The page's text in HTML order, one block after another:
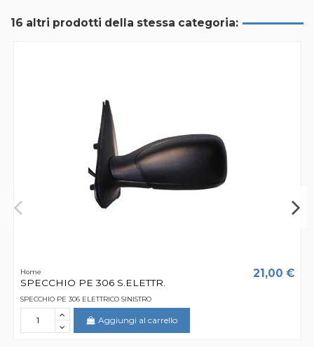
16 altri prodotti della stessa categoria:
Home
SPECCHIO PE 306 S.ELETTR.
21,00 €
SPECCHIO PE 306 ELETTRICO SINISTRO
Aggiungi al carrello